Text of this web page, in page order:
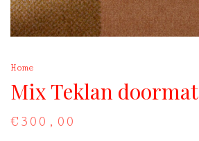
Home
Mix Teklan doormat
€300,00